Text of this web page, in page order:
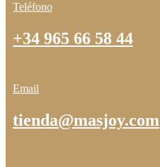
Teléfono
+34 965 66 58 44
Email
tienda@masjoy.com